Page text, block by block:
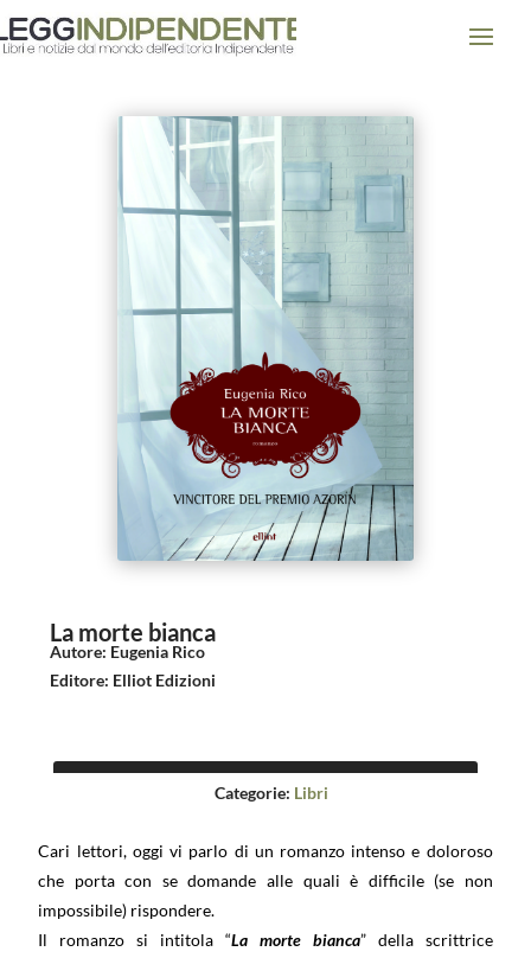
La morte bianca
Autore: Eugenia Rico
Editore: Elliot Edizioni
Categorie: Libri
Cari lettori, oggi vi parlo di un romanzo intenso e doloroso
che porta con se domande alle quali è difficile (se non
impossibile) rispondere.
Il romanzo si intitola “La morte bianca” della scrittrice